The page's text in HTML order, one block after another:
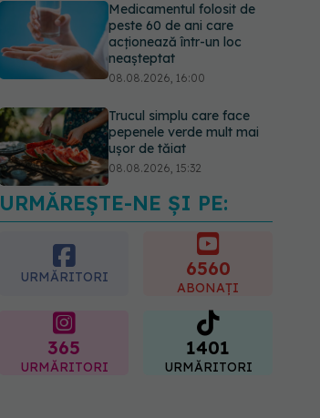
Medicamentul folosit de
peste 60 de ani care
acționează într-un loc
neașteptat
08.08.2026, 16:00
Trucul simplu care face
pepenele verde mult mai
ușor de tăiat
08.08.2026, 15:32
Ce poți mânca și ce
trebuie să eviți dacă ai
gastrită: exemplu de
meniu care reduce
inflamația stomacului
URMĂREȘTE-NE ȘI PE:
URMĂRITORI 6560
ABONAȚI
365
URMĂRITORI
1401
URMĂRITORI